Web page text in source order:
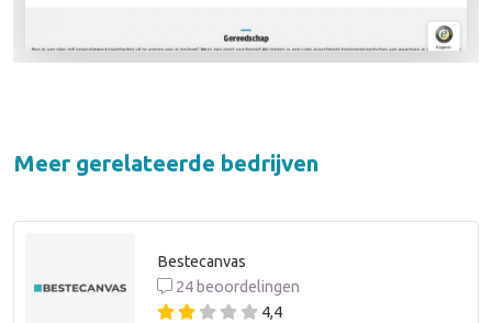
Meer gerelateerde bedrijven
Bestecanvas
24 beoordelingen
4,4